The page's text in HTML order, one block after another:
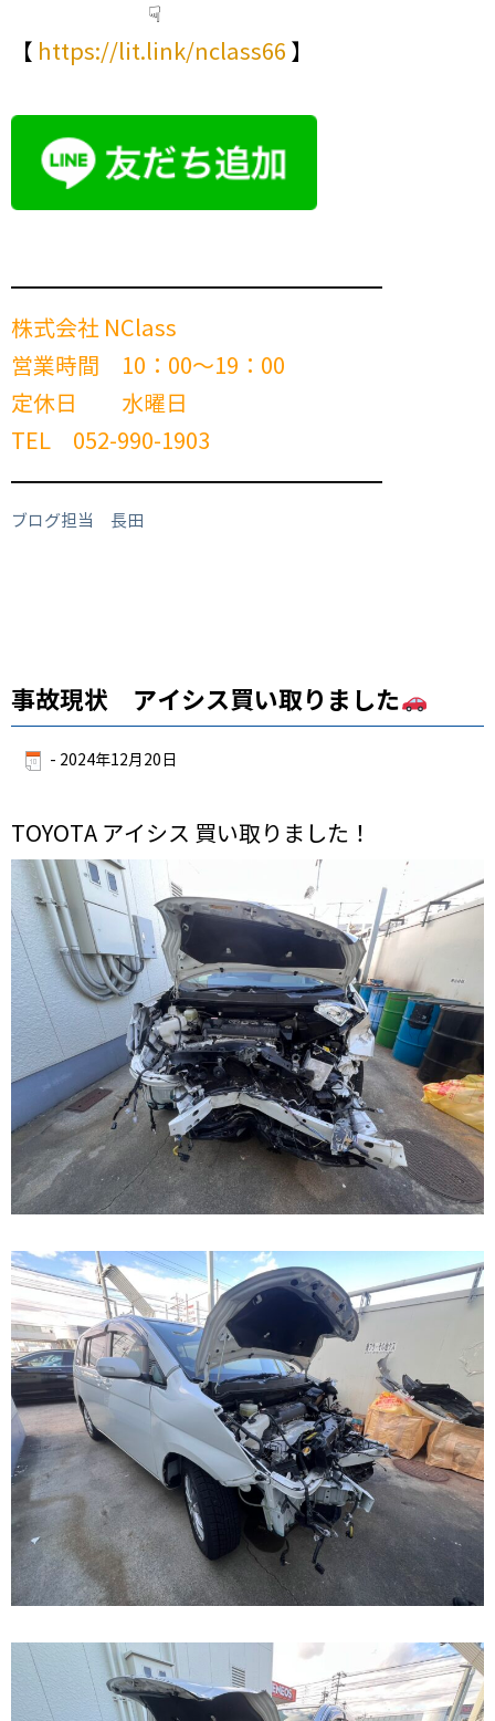
☟
【 https://lit.link/nclass66 】
━━━━━━━━━━━━━━━━━━━━━━━━
株式会社 NClass
営業時間 10：00～19：00
定休日 水曜日
TEL 052-990-1903
━━━━━━━━━━━━━━━━━━━━━━━━
ブログ担当 長田
事故現状 アイシス買い取りました
- 2024年12月20日
TOYOTA アイシス 買い取りました！